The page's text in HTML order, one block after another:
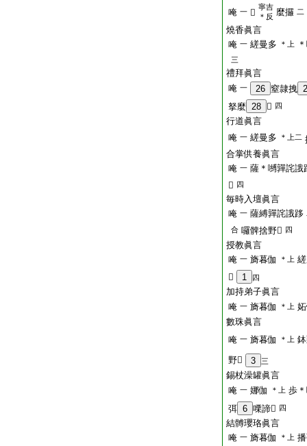
唵 一 𡫸
寧吉
＊反 麼攞 二
燒香眞言
唵 一 縒曼多 ＊上
三
禮拜眞言
唵 一 26 窒隷拽
拏麼 28 𤙖 四
行道眞言
唵 一 縒曼多 ＊上二
合掌供養眞言
唵 一 薩＊嚩嚲詫誐
𤙖 四
毎時入壇眞言
唵 一 薩縛嚲詫誐跢
合 囉髀捨野𤙖 四
授教眞言
唵 一 旖暮伽 ＊上
𤙖
1 四
加持弟子眞言
唵 一 旖暮伽 ＊上
數珠眞言
唵 一 旖暮伽 ＊上
野𤙖
3 三
錫杖澡罐眞言
唵 一 娜伽 ＊上 歩
弭 6 㗚諦𤙖 四
結髆瓔珞眞言
唵 一 旖暮伽 ＊上